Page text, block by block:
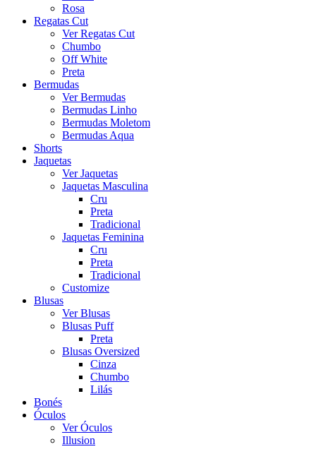
Rosa
Regatas Cut
Ver Regatas Cut
Chumbo
Off White
Preta
Bermudas
Ver Bermudas
Bermudas Linho
Bermudas Moletom
Bermudas Aqua
Shorts
Jaquetas
Ver Jaquetas
Jaquetas Masculina
Cru
Preta
Tradicional
Jaquetas Feminina
Cru
Preta
Tradicional
Customize
Blusas
Ver Blusas
Blusas Puff
Preta
Blusas Oversized
Cinza
Chumbo
Lilás
Bonés
Óculos
Ver Óculos
Illusion